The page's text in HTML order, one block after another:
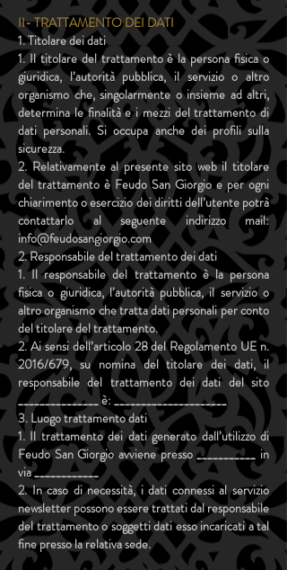
II- TRATTAMENTO DEI DATI
1. Titolare dei dati
1. Il titolare del trattamento è la persona fisica o
giuridica, l’autorità pubblica, il servizio o altro
organismo che, singolarmente o insieme ad altri,
determina le finalità e i mezzi del trattamento di
dati personali. Si occupa anche dei profili sulla
sicurezza.
2. Relativamente al presente sito web il titolare
del trattamento è Feudo San Giorgio e per ogni
chiarimento o esercizio dei diritti dell’utente potrà
contattarlo al seguente indirizzo mail:
info@feudosangiorgio.com
2. Responsabile del trattamento dei dati
1. Il responsabile del trattamento è la persona
fisica o giuridica, l’autorità pubblica, il servizio o
altro organismo che tratta dati personali per conto
del titolare del trattamento.
2. Ai sensi dell’articolo 28 del Regolamento UE n.
2016/679, su nomina del titolare dei dati, il
responsabile del trattamento dei dati del sito
_______________ è: _____________________
3. Luogo trattamento dati
1. Il trattamento dei dati generato dall’utilizzo di
Feudo San Giorgio avviene presso ___________ in
via ____________
2. In caso di necessità, i dati connessi al servizio
newsletter possono essere trattati dal responsabile
del trattamento o soggetti dati esso incaricati a tal
fine presso la relativa sede.